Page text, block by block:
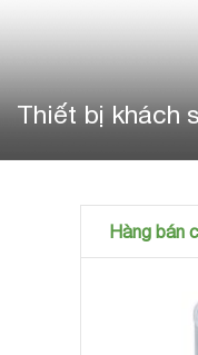
Thiết bị khách
Hàng bán